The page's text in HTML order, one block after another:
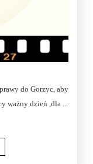
ważny dzień ,dla ...